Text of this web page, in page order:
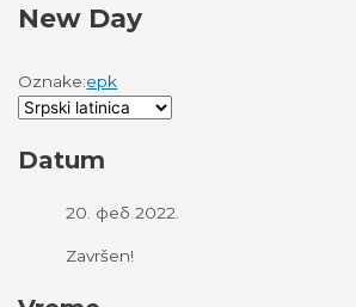
New Day
Oznake:epk
Datum
20. феб 2022.
Završen!